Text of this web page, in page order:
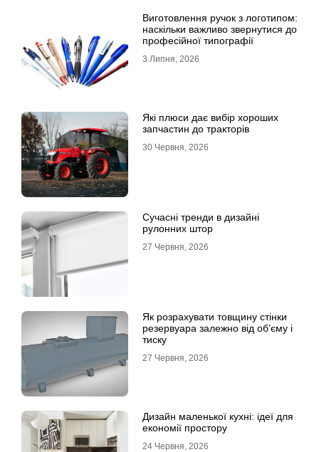
Виготовлення ручок з логотипом:
наскільки важливо звернутися до
професійної типографії
3 Липня, 2026
Які плюси дає вибір хороших
запчастин до тракторів
30 Червня, 2026
Сучасні тренди в дизайні
рулонних штор
27 Червня, 2026
Як розрахувати товщину стінки
резервуара залежно від об’єму і
тиску
27 Червня, 2026
Дизайн маленької кухні: ідеї для
економії простору
24 Червня, 2026